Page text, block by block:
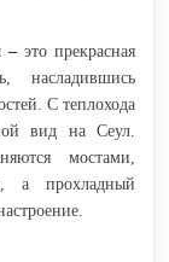
– это прекрасная
насладившись
С теплохода
вид на Сеул.
мостами,
а прохладный